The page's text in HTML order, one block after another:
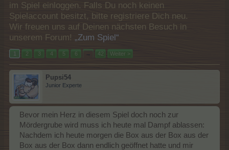
im Spiel einloggen. Falls Du noch keinen
Spielaccount besitzt, bitte registriere Dich neu.
Wir freuen uns auf Deinen nächsten Besuch in
unserem Forum! „Zum Spiel“
1 2 3 4 5 6 → 42 Weiter >
Pupsi54
Junior Experte
Bevor mein Herz in diesem Spiel doch noch zur
Mördergrube wird muss ich heute mal Dampf ablassen:
Nachdem ich heute morgen die Box aus der Box aus der
Box aus der Box dann endlich geöffnet hatte und mir